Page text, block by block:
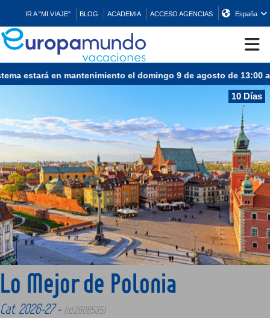
IR A "MI VIAJE" BLOG ACADEMIA ACCESO AGENCIAS España
CRUCEROS
EUROPA
ASIA
ORIENTE
PROMOCIONES
COMPRAR
estará en mantenimiento el domingo 9 de agosto de 13:00 a
10 Días
Lo Mejor de Polonia
Cat. 2026-27 - (id:2608535)